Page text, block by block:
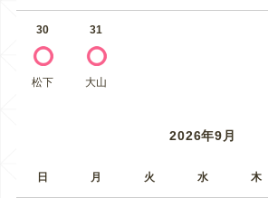
30
松下
31
大山
2026年9月
日 月 火 水 木